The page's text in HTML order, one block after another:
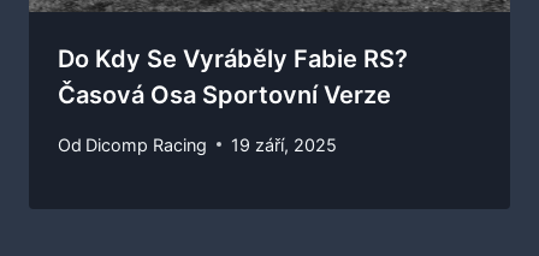
Do Kdy Se Vyráběly Fabie RS?
Časová Osa Sportovní Verze
Od Dicomp Racing 19 září, 2025